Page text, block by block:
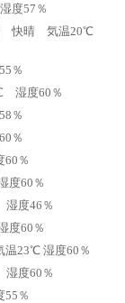
度57％
快晴 気温20℃
％
湿度60％
％
％
60％
度60％
度46％
度60％
温23℃ 湿度60％
度60％
55％